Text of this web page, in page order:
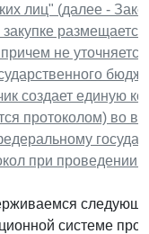
лиц" (далее -
не
создает единую
протоколом) во
при проведении
системе